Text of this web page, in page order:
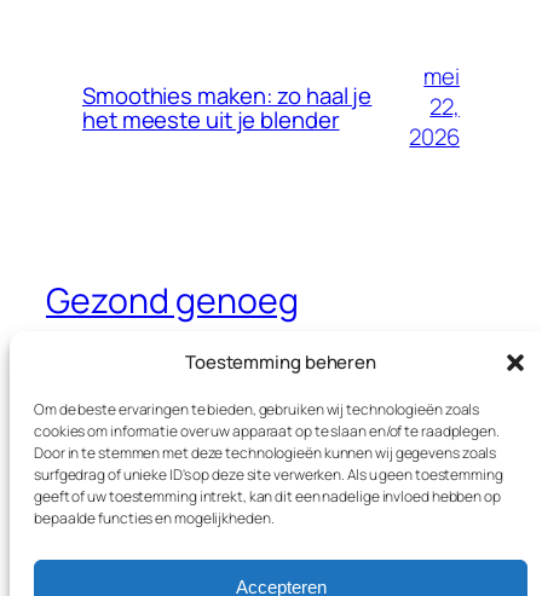
Toestemming beheren
Om de beste ervaringen te bieden, gebruiken wij technologieën zoals
cookies om informatie over uw apparaat op te slaan en/of te raadplegen.
Door in te stemmen met deze technologieën kunnen wij gegevens zoals
surfgedrag of unieke ID's op deze site verwerken. Als u geen toestemming
geeft of uw toestemming intrekt, kan dit een nadelige invloed hebben op
bepaalde functies en mogelijkheden.
Accepteren
Smoothies maken: zo haal je
het meeste uit je blender
mei
22,
2026
Gezond genoeg
Dé website waar je alles leest over
Blog
Over
Evenementen
Winkel